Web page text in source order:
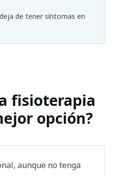
de tener síntomas en
fisioterapia
opción?
aunque no tenga